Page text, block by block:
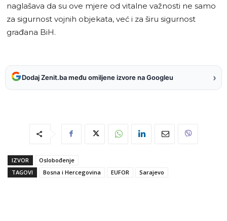
naglašava da su ove mjere od vitalne važnosti ne samo
za sigurnost vojnih objekata, već i za širu sigurnost
građana BiH.
Dodaj Zenit.ba među omiljene izvore na Googleu ›
IZVOR
Oslobođenje
TAGOVI
Bosna i Hercegovina EUFOR Sarajevo